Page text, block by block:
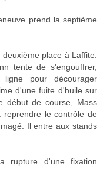
prend la septième
place à Laffite.
tente de s'engouffrer,
pour décourager
d'une fuite d'huile sur
début de course, Mass
le contrôle de
Il entre aux stands
rupture d'une fixation